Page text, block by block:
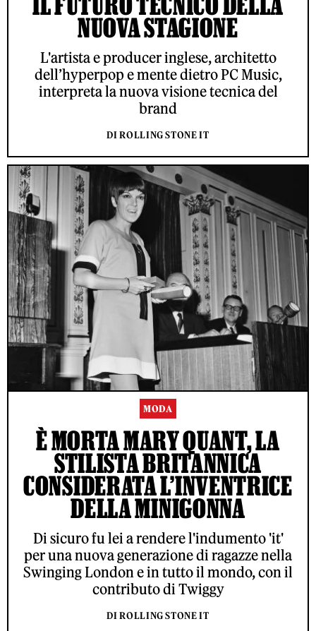
NUOVA STAGIONE
L'artista e producer inglese, architetto
dell’hyperpop e mente dietro PC Music,
interpreta la nuova visione tecnica del
brand
DI ROLLING STONE IT
MODA
È MORTA MARY QUANT, LA
STILISTA BRITANNICA
CONSIDERATA L’INVENTRICE
DELLA MINIGONNA
Di sicuro fu lei a rendere l'indumento 'it'
per una nuova generazione di ragazze nella
Swinging London e in tutto il mondo, con il
contributo di Twiggy
DI ROLLING STONE IT